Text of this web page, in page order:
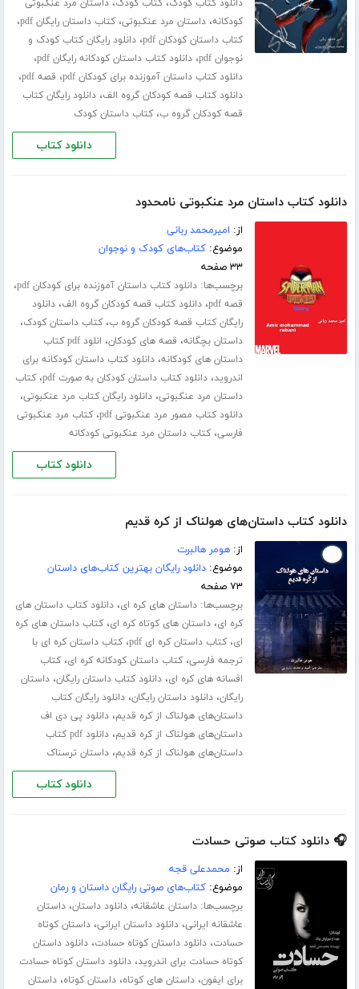
دانلود کتاب کودک،کتاب کودک،داستان مرد عنکبوتی
کودکانه،داستان مرد عنکبوتی،کتاب داستان رایگان pdf ،
کتاب داستان کودکان pdf ،دانلود رایگان کتاب کودک و
نوجوان pdf
،دانلود کتاب داستان کودکانه رایگان pdf ،
دانلود کتاب داستان آموزنده برای کودکان pdf ، قصه pdf ،
دانلود کتاب قصه کودکان گروه الف،دانلود رایگان کتاب
قصه کودکان گروه ب،کتاب داستان کودک
دانلود کتاب
دانلود کتاب داستان مرد عنکبوتی نامحدود
از: امیرمحمد ربانی
موضوع:کتاب‌های کودک و نوجوان
۳۳ صفحه
برچسب‌ها:دانلود کتاب داستان آموزنده برای کودکان pdf ،
قصه pdf ،دانلود کتاب قصه کودکان گروه الف،دانلود
رایگان کتاب قصه کودکان گروه ب،کتاب داستان کودک،
داستان بچگانه، قصه های کودکان،
انلود pdf کتاب
داستان های کودکانه،دانلود کتاب داستان کودکانه برای
اندروید،دانلود کتاب داستان کودکان به صورت pdf ،کتاب
داستان مرد عنکبوتی،دانلود رایگان کتاب مرد عنکبوتی،
دانلود کتاب مصور مرد عنکبوتی pdf ،کتاب مرد عنکبوتی
فارسی،کتاب داستان مرد عنکبوتی کودکانه
دانلود کتاب
دانلود کتاب داستان‌های هولناک از کره قدیم
از:هومر هالبرت
موضوع:دانلود رایگان بهترین کتاب‌های داستان
۷۳ صفحه
برچسب‌ها:داستان های کره ای،دانلود کتاب داستان های
کره ای،داستان های کوتاه کره ای،کتاب داستان های کره
ای،کتاب داستان کره ای pdf ،کتاب داستان کره ای با
ترجمه فارسی،کتاب داستان کودکانه کره ای،کتاب
افسانه های کره ای،دانلود کتاب داستان رایگان،داستان
رایگان،دانلود داستان رایگان،دانلود رایگان کتاب
داستان‌های هولناک از کره قدیم،دانلود پی دی اف
داستان‌های هولناک از کره قدیم،
دانلود pdf کتاب
داستان‌های هولناک از کره قدیم،داستان ترسناک
دانلود کتاب
🎧 دانلود کتاب صوتی حسادت
از: محمدعلی قجه
موضوع:کتاب‌های صوتی رایگان داستان و رمان
برچسب‌ها:داستان عاشقانه،دانلود داستان،داستان
عاشقانه ایرانی،دانلود داستان ایرانی،داستان کوتاه
حسادت،دانلود داستان کوتاه حسادت،دانلود داستان
کوتاه حسادت برای اندروید،دانلود داستان کوتاه حسادت
برای ایفون،داستان های کوتاه،داستان کوتاه،داستان